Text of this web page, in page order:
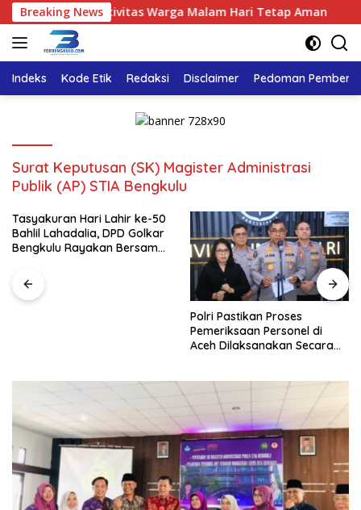
Langsung
ke
konten
Breaking News
Pastikan Aktivitas Warga Malam Hari Tetap Aman
Indeks Kode Etik Redaksi Disclaimer Pedoman
Surat Keputusan (SK) Magister Administrasi
Publik (AP) STIA Bengkulu
Tasyakuran Hari Lahir ke-50
Bahlil Lahadalia, DPD Golkar
Bengkulu Rayakan Bersama
Polri Pastikan Proses
Pemeriksaan Personel di
Aceh Dilaksanakan Secara